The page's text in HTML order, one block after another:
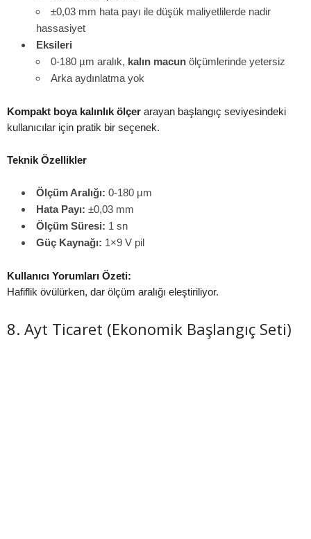
±0,03 mm hata payı ile düşük maliyetlilerde nadir
hassasiyet
Eksileri
0-180 µm aralık, kalın macun ölçümlerinde yetersiz
Arka aydınlatma yok
Kompakt boya kalınlık ölçer arayan başlangıç seviyesindeki
kullanıcılar için pratik bir seçenek.
Teknik Özellikler
Ölçüm Aralığı: 0-180 µm
Hata Payı: ±0,03 mm
Ölçüm Süresi: 1 sn
Güç Kaynağı: 1×9 V pil
Kullanıcı Yorumları Özeti:
Hafiflik övülürken, dar ölçüm aralığı eleştiriliyor.
8. Ayt Ticaret (Ekonomik Başlangıç Seti)